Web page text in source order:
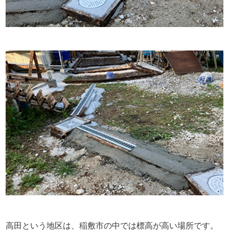
高田という地区は、稲敷市の中では標高が高い場所です。